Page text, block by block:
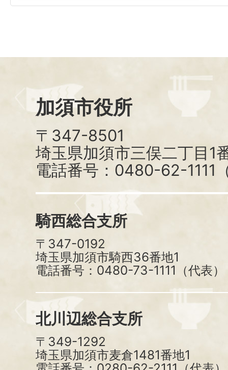
加須市役所
〒347-8501
埼玉県加須市三俣二丁目1
電話番号：0480-62-1111
騎西総合支所
〒347-0192
埼玉県加須市騎西36番地1
電話番号：0480-73-1111（代表）
北川辺総合支所
〒349-1292
埼玉県加須市麦倉1481番地1